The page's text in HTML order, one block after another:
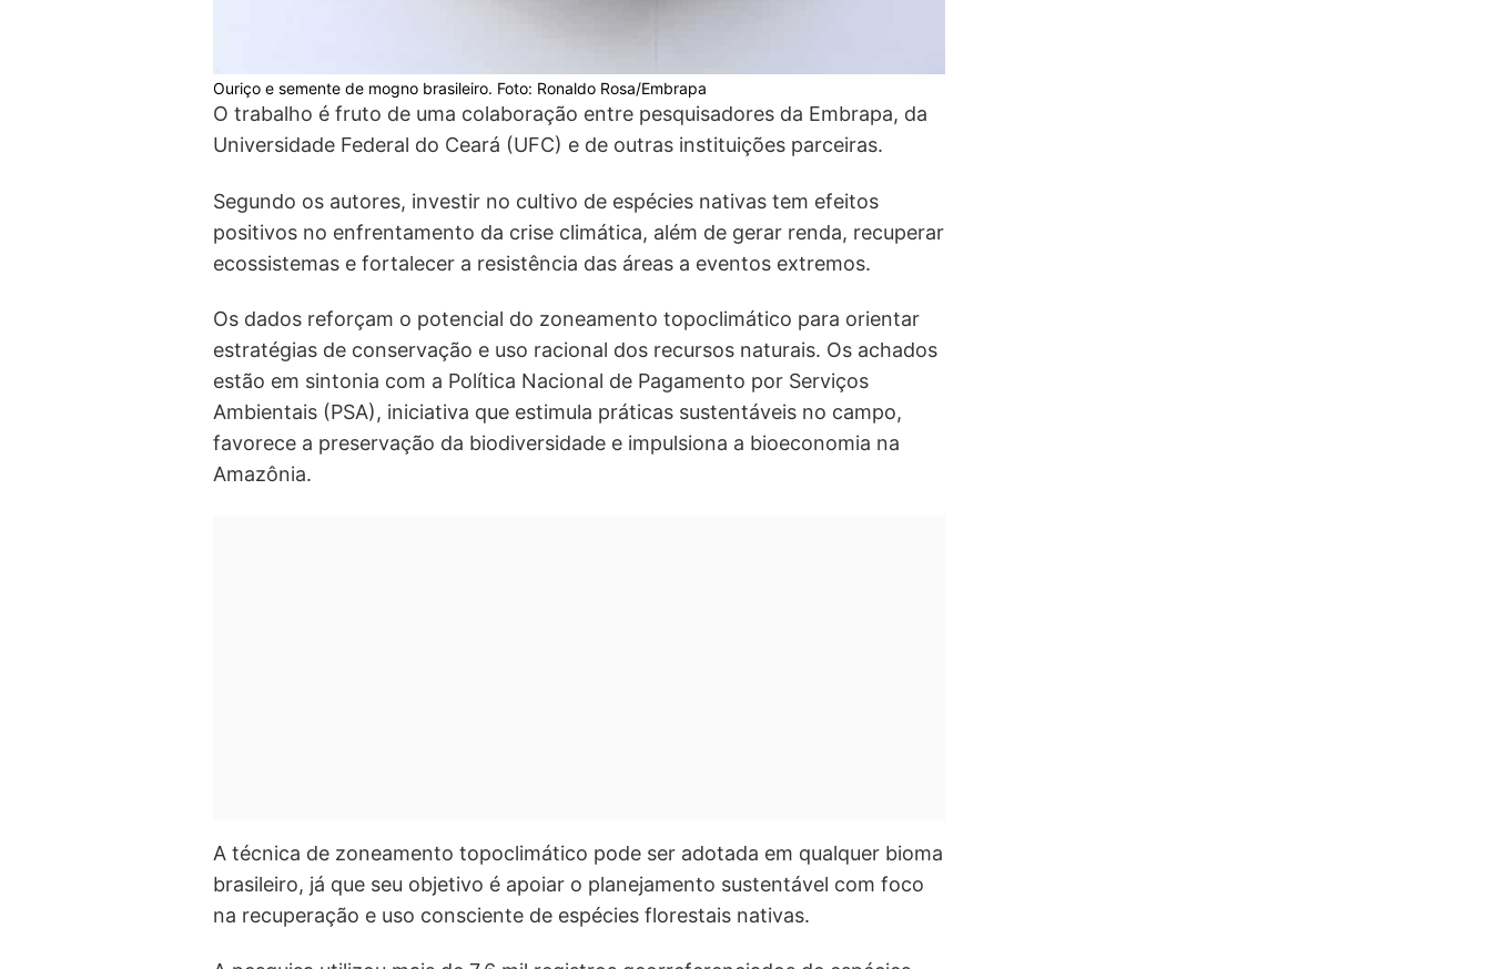
Ouriço e semente de mogno brasileiro. Foto: Ronaldo Rosa/Embrapa
O trabalho é fruto de uma colaboração entre pesquisadores da Embrapa, da
Universidade Federal do Ceará (UFC) e de outras instituições parceiras.
Segundo os autores, investir no cultivo de espécies nativas tem efeitos
positivos no enfrentamento da crise climática, além de gerar renda, recuperar
ecossistemas e fortalecer a resistência das áreas a eventos extremos.
Os dados reforçam o potencial do zoneamento topoclimático para orientar
estratégias de conservação e uso racional dos recursos naturais. Os achados
estão em sintonia com a Política Nacional de Pagamento por Serviços
Ambientais (PSA), iniciativa que estimula práticas sustentáveis no campo,
favorece a preservação da biodiversidade e impulsiona a bioeconomia na
Amazônia.
A técnica de zoneamento topoclimático pode ser adotada em qualquer bioma
brasileiro, já que seu objetivo é apoiar o planejamento sustentável com foco
na recuperação e uso consciente de espécies florestais nativas.